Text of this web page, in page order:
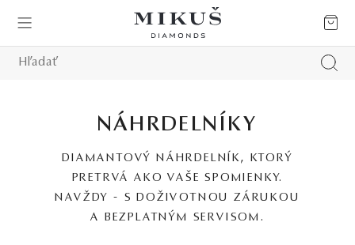
NÁHRDELNÍKY
DIAMANTOVÝ NÁHRDELNÍK, KTORÝ
PRETRVÁ AKO VAŠE SPOMIENKY.
NAVŽDY - S DOŽIVOTNOU ZÁRUKOU
A BEZPLATNÝM SERVISOM.